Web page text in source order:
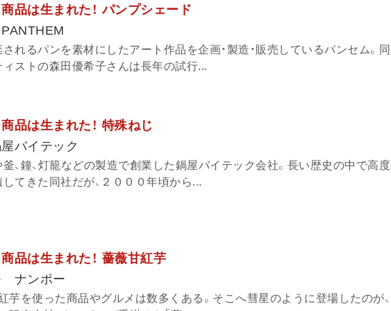
品は生まれた！ パンプシェード
れるパンを素材にしたアート作品を企画・製造・販売しているパンセム。同
ストの森田優希子さんは長年の試行...
品は生まれた！ 特殊ねじ
バイテック
、鐘、灯籠などの製造で創業した鍋屋バイテック会社。長い歴史の中で高度
てきた同社だが、２０００年頃から...
品は生まれた！ 薔薇甘紅芋
ナンポー
芋を使った商品やグルメは数多くある。そこへ彗星のように登場したのが、